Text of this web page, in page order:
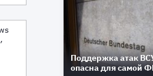
Поддержка атак
опасна для самой